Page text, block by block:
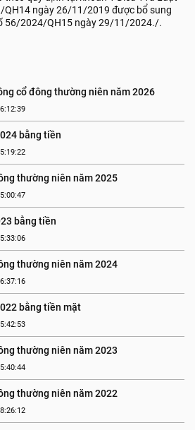
ngày 26/11/2019 được bổ sung
56/2024/QH15 ngày 29/11/2024./.
cổ đông thường niên năm 2026
bằng tiền
thường niên năm 2025
bằng tiền
thường niên năm 2024
bằng tiền mặt
thường niên năm 2023
thường niên năm 2022